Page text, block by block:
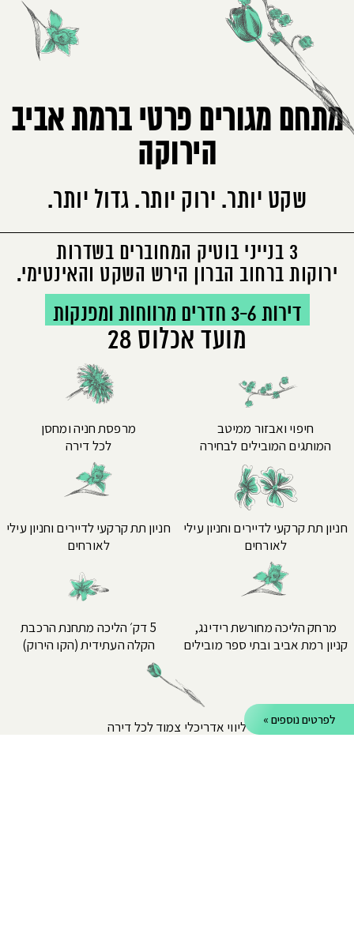
מתחם מגורים פרטי ברמת אביב
הירוקה
שקט יותר. ירוק יותר. גדול יותר.
3 בנייני בוטיק המחוברים בשדרות
ירוקות ברחוב הברון הירש השקט והאינטימי.
דירות 3-6 חדרים מרווחות ומפנקות
מועד אכלוס 28
חיפוי ואבזור ממיטב
המותגים המובילים לבחירה
מרפסת חניה ומחסן
לכל דירה
חניון תת קרקעי לדיירים וחניון עילי
לאורחים
חניון תת קרקעי לדיירים וחניון עילי
לאורחים
מרחק הליכה מחורשת רידינג,
קניון רמת אביב ובתי ספר מובילים
5 דק׳ הליכה מתחנת הרכבת
הקלה העתידית (הקו הירוק)
ליווי אדריכלי צמוד לכל דירה לפרטים נוספים »